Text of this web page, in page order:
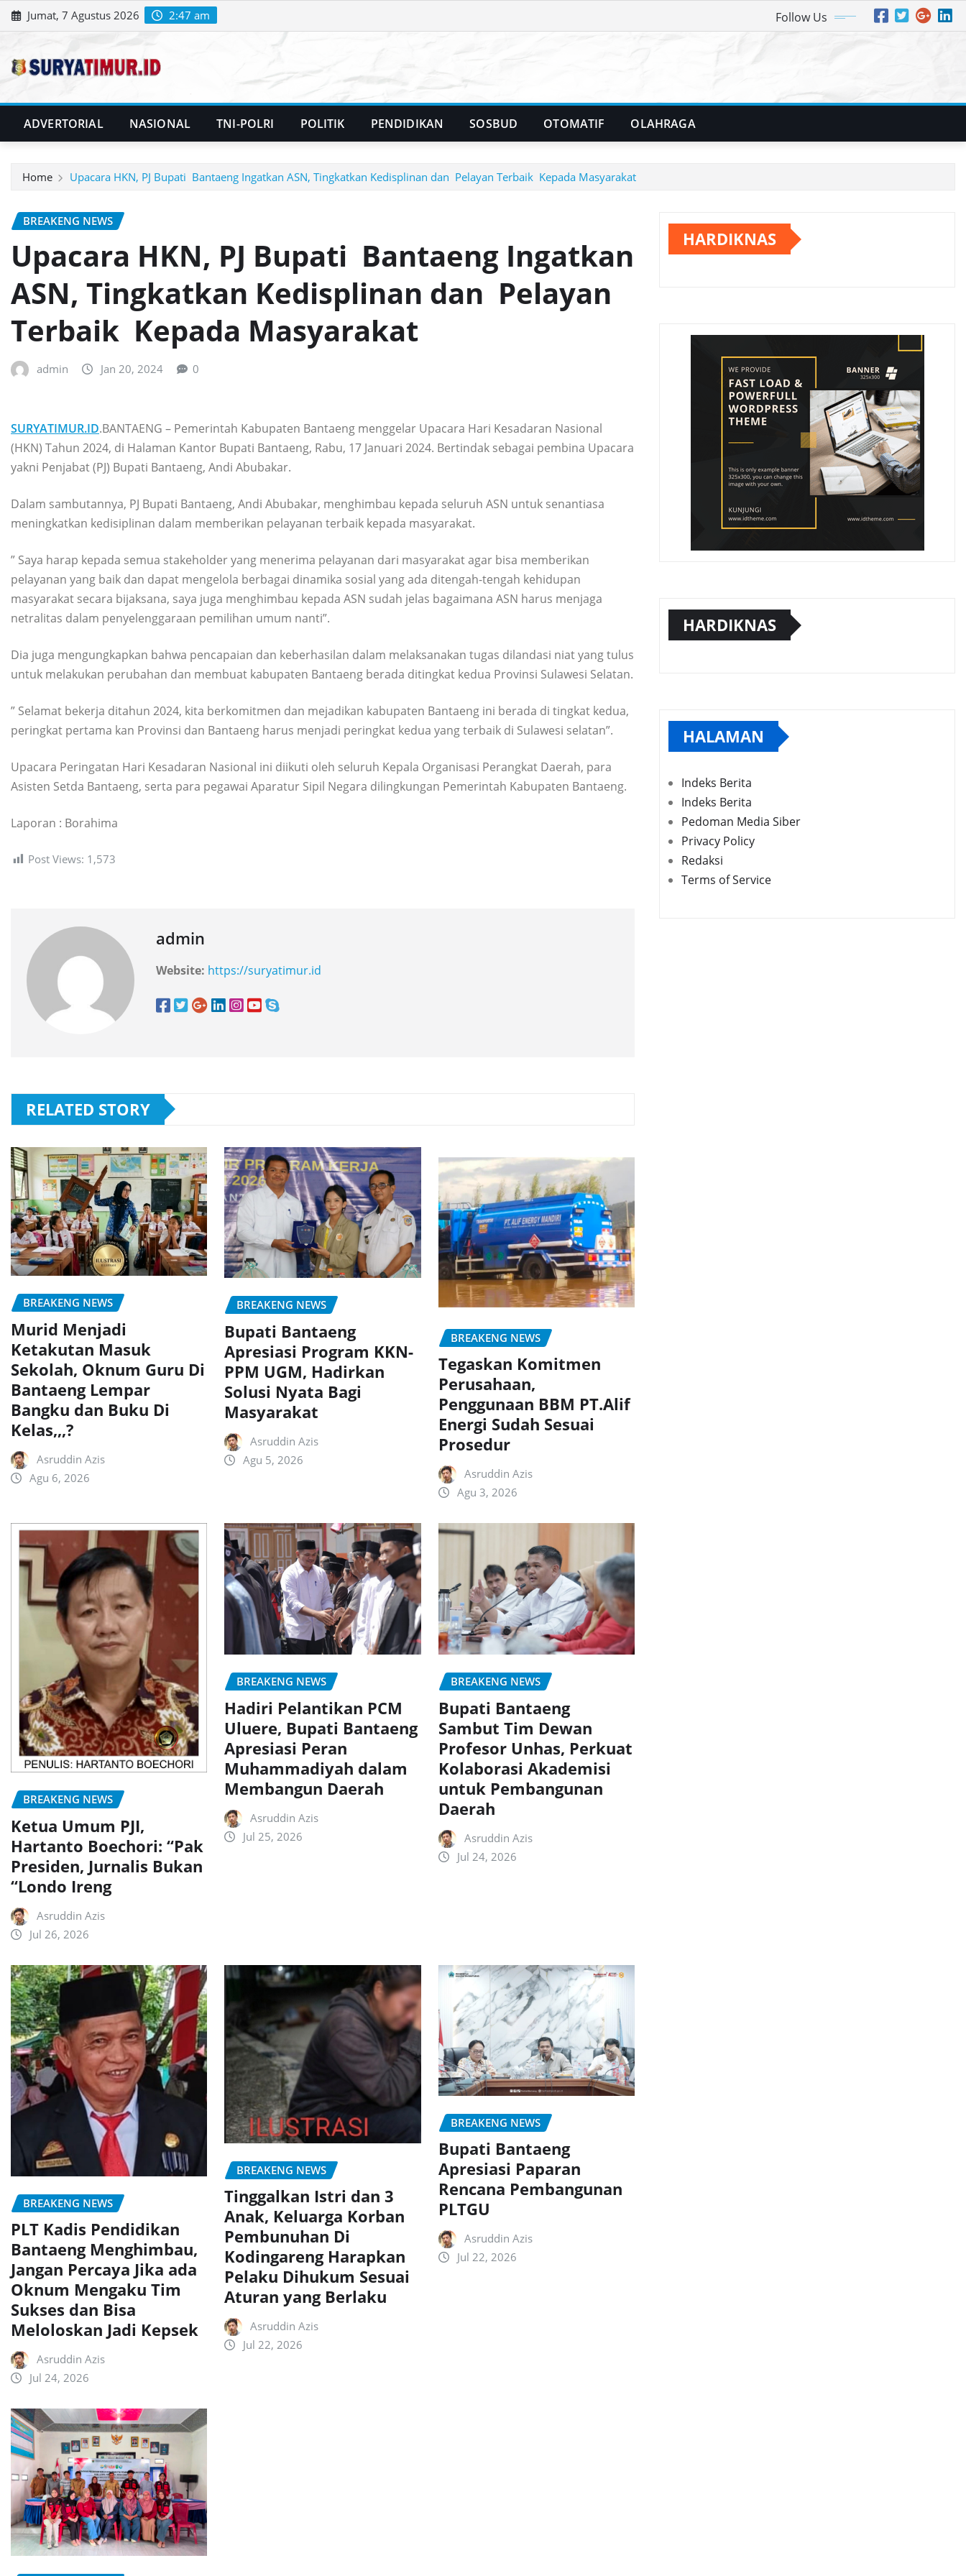
Skip
to
Jumat, 7 Agustus 2026 2:47 am Follow Us
ADVERTORIAL NASIONAL TNI-POLRI POLITIK PENDIDIKAN SOSBUD OTOMATIF OLAHRAGA
Home Upacara HKN, PJ Bupati Bantaeng Ingatkan ASN, Tingkatkan Kedisplinan dan Pelayan Terbaik Kepada Masyarakat
BREAKENG NEWS
Upacara HKN, PJ Bupati Bantaeng Ingatkan
ASN, Tingkatkan Kedisplinan dan Pelayan
Terbaik Kepada Masyarakat
admin Jan 20, 2024 0
SURYATIMUR.ID.BANTAENG – Pemerintah Kabupaten Bantaeng menggelar Upacara Hari Kesadaran Nasional
(HKN) Tahun 2024, di Halaman Kantor Bupati Bantaeng, Rabu, 17 Januari 2024. Bertindak sebagai pembina Upacara
yakni Penjabat (PJ) Bupati Bantaeng, Andi Abubakar.
Dalam sambutannya, PJ Bupati Bantaeng, Andi Abubakar, menghimbau kepada seluruh ASN untuk senantiasa
meningkatkan kedisiplinan dalam memberikan pelayanan terbaik kepada masyarakat.
” Saya harap kepada semua stakeholder yang menerima pelayanan dari masyarakat agar bisa memberikan
pelayanan yang baik dan dapat mengelola berbagai dinamika sosial yang ada ditengah-tengah kehidupan
masyarakat secara bijaksana, saya juga menghimbau kepada ASN sudah jelas bagaimana ASN harus menjaga
netralitas dalam penyelenggaraan pemilihan umum nanti”.
Dia juga mengungkapkan bahwa pencapaian dan keberhasilan dalam melaksanakan tugas dilandasi niat yang tulus
untuk melakukan perubahan dan membuat kabupaten Bantaeng berada ditingkat kedua Provinsi Sulawesi Selatan.
” Selamat bekerja ditahun 2024, kita berkomitmen dan mejadikan kabupaten Bantaeng ini berada di tingkat kedua,
peringkat pertama kan Provinsi dan Bantaeng harus menjadi peringkat kedua yang terbaik di Sulawesi selatan”.
Upacara Peringatan Hari Kesadaran Nasional ini diikuti oleh seluruh Kepala Organisasi Perangkat Daerah, para
Asisten Setda Bantaeng, serta para pegawai Aparatur Sipil Negara dilingkungan Pemerintah Kabupaten Bantaeng.
Laporan : Borahima
Post Views: 1,573
admin
Website: https://suryatimur.id
RELATED STORY
BREAKENG NEWS
Murid Menjadi
Ketakutan Masuk
Sekolah, Oknum Guru Di
Bantaeng Lempar
Bangku dan Buku Di
Kelas,,,?
Asruddin Azis
Agu 6, 2026
BREAKENG NEWS
Bupati Bantaeng
Apresiasi Program KKN-
PPM UGM, Hadirkan
Solusi Nyata Bagi
Masyarakat
Asruddin Azis
Agu 5, 2026
BREAKENG NEWS
Tegaskan Komitmen
Perusahaan,
Penggunaan BBM PT.Alif
Energi Sudah Sesuai
Prosedur
Asruddin Azis
Agu 3, 2026
BREAKENG NEWS
Ketua Umum PJI,
Hartanto Boechori: “Pak
Presiden, Jurnalis Bukan
“Londo Ireng
Asruddin Azis
Jul 26, 2026
BREAKENG NEWS
Hadiri Pelantikan PCM
Uluere, Bupati Bantaeng
Apresiasi Peran
Muhammadiyah dalam
Membangun Daerah
Asruddin Azis
Jul 25, 2026
BREAKENG NEWS
Bupati Bantaeng
Sambut Tim Dewan
Profesor Unhas, Perkuat
Kolaborasi Akademisi
untuk Pembangunan
Daerah
Asruddin Azis
Jul 24, 2026
BREAKENG NEWS
PLT Kadis Pendidikan
Bantaeng Menghimbau,
Jangan Percaya Jika ada
Oknum Mengaku Tim
Sukses dan Bisa
Meloloskan Jadi Kepsek
Asruddin Azis
Jul 24, 2026
BREAKENG NEWS
Tinggalkan Istri dan 3
Anak, Keluarga Korban
Pembunuhan Di
Kodingareng Harapkan
Pelaku Dihukum Sesuai
Aturan yang Berlaku
Asruddin Azis
Jul 22, 2026
BREAKENG NEWS
Bupati Bantaeng
Apresiasi Paparan
Rencana Pembangunan
PLTGU
Asruddin Azis
Jul 22, 2026
HARDIKNAS
HARDIKNAS
HALAMAN
Indeks Berita
Indeks Berita
Pedoman Media Siber
Privacy Policy
Redaksi
Terms of Service